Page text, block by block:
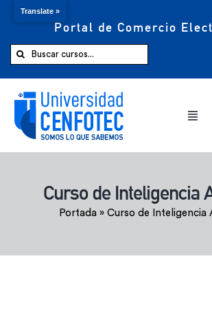
Portal de Comercio
Buscar:
Comprar ahora
InicioCurso de Inteligencia
Portada » Curso de Inteligencia
Translate »